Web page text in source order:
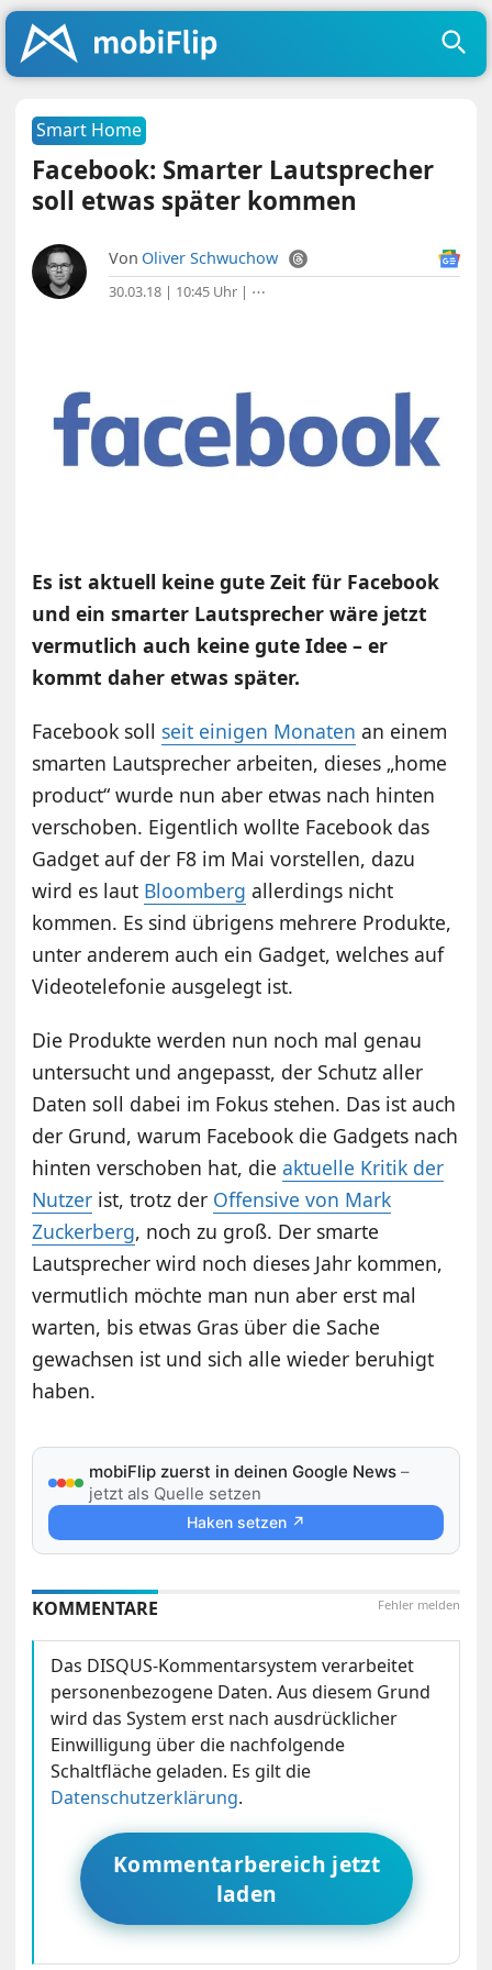
Smart Home
Facebook: Smarter Lautsprecher
soll etwas später kommen
Von Oliver Schwuchow
30.03.18 | 10:45 Uhr | ⋯
Es ist aktuell keine gute Zeit für Facebook
und ein smarter Lautsprecher wäre jetzt
vermutlich auch keine gute Idee – er
kommt daher etwas später.
Facebook soll seit einigen Monaten an einem
smarten Lautsprecher arbeiten, dieses „home
product“ wurde nun aber etwas nach hinten
verschoben. Eigentlich wollte Facebook das
Gadget auf der F8 im Mai vorstellen, dazu
wird es laut Bloomberg allerdings nicht
kommen. Es sind übrigens mehrere Produkte,
unter anderem auch ein Gadget, welches auf
Videotelefonie ausgelegt ist.
Die Produkte werden nun noch mal genau
untersucht und angepasst, der Schutz aller
Daten soll dabei im Fokus stehen. Das ist auch
der Grund, warum Facebook die Gadgets nach
hinten verschoben hat, dieaktuelle Kritik der
Nutzer ist, trotz der Offensive von Mark
Zuckerberg, noch zu groß. Der smarte
Lautsprecher wird noch dieses Jahr kommen,
vermutlich möchte man nun aber erst mal
warten, bis etwas Gras über die Sache
gewachsen ist und sich alle wieder beruhigt
haben.
mobiFlip zuerst in deinen Google News –
jetzt als Quelle setzen
Haken setzen ↗
Fehler melden
KOMMENTARE
Das DISQUS-Kommentarsystem verarbeitet
personenbezogene Daten. Aus diesem Grund
wird das System erst nach ausdrücklicher
Einwilligung über die nachfolgende
Schaltfläche geladen. Es gilt die
Datenschutzerklärung.
Kommentarbereich jetzt
laden